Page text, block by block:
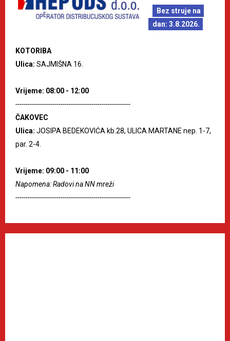
Bez struje na
dan: 3.8.2026.
KOTORIBA
Ulica: SAJMIŠNA 16.
Vrijeme: 08:00 - 12:00
--------------------------------------------------------
ČAKOVEC
Ulica: JOSIPA BEDEKOVIĆA kb.28, ULICA MARTANE nep. 1-7,
par. 2-4.
Vrijeme: 09:00 - 11:00
Napomena: Radovi na NN mreži
--------------------------------------------------------